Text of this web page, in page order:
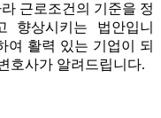
근로조건의 기준을 정
향상시키는 법안입니
여 활력 있는 기업이 되
호사가 알려드립니다.